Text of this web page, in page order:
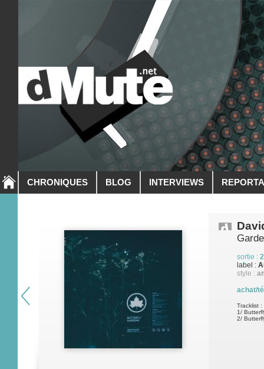
CHRONIQUES BLOG INTERVIEWS
sortie :
label :
style :
achat/
Tracklist :
1/
2/